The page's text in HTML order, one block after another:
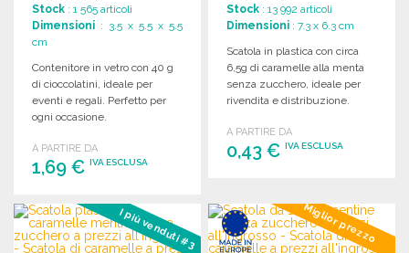
Stock : 1 565 articoli
Dimensioni : 3.5 x 5.5 x 5.5
cm
Contenitore in vetro con 40 g
di cioccolatini, ideale per
eventi e regali. Perfetto per
ogni occasione.
A PARTIRE DA
1,69 € IVA ESCLUSA
ORDINARE
Richiedi un preventivo
Stock : 13 992 articoli
Dimensioni : 7.3 x 6.3 cm
Scatola in plastica con circa
6,5g di caramelle alla menta
senza zucchero, ideale per
rivendita e distribuzione.
A PARTIRE DA
0,43 €IVA ESCLUSA
Richiedi un preventivo
I più venduti #3 Miglior prezzo